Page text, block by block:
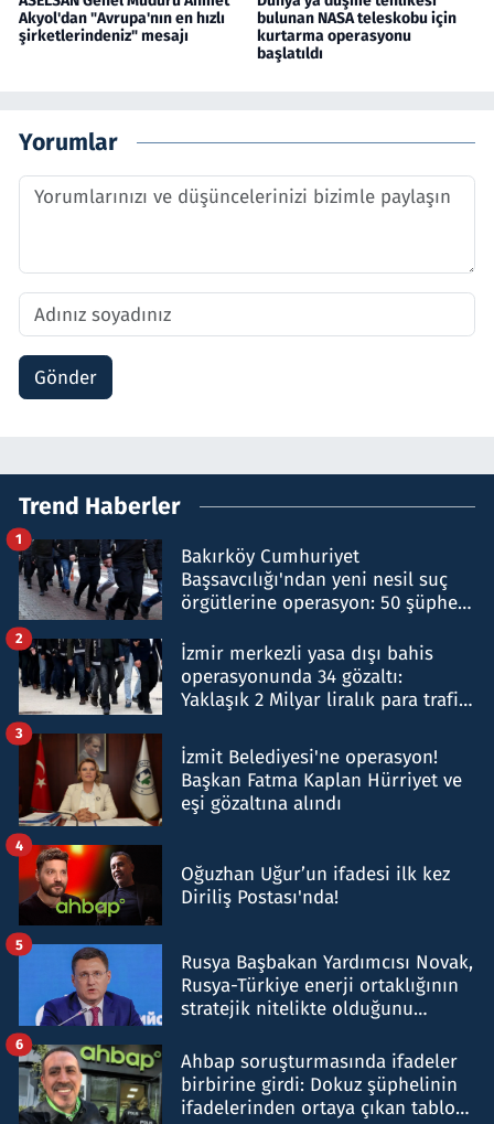
Akyol'dan "Avrupa'nın en hızlı
şirketlerindeniz" mesajı
bulunan NASA teleskobu için
kurtarma operasyonu
başlatıldı
Yorumlar
Gönder
Trend Haberler
Bakırköy Cumhuriyet
Başsavcılığı'ndan yeni nesil suç
örgütlerine operasyon: 50 şüpheli
1
İzmir merkezli yasa dışı bahis
operasyonunda 34 gözaltı:
Yaklaşık 2 Milyar liralık para trafiği
2
İzmit Belediyesi'ne operasyon!
Başkan Fatma Kaplan Hürriyet ve
eşi gözaltına alındı
3
Oğuzhan Uğur’un ifadesi ilk kez
Diriliş Postası'nda!
4
Rusya Başbakan Yardımcısı Novak,
Rusya-Türkiye enerji ortaklığının
stratejik nitelikte olduğunu
5
Ahbap soruşturmasında ifadeler
birbirine girdi: Dokuz şüphelinin
ifadelerinden ortaya çıkan tablo
6